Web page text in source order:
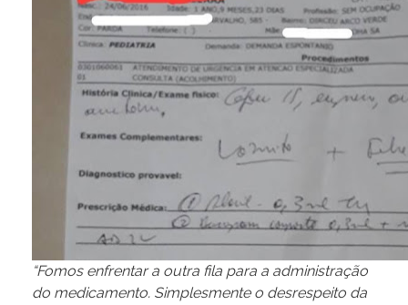
“Fomos enfrentar a outra fila para a administração
do medicamento. Simplesmente o desrespeito da